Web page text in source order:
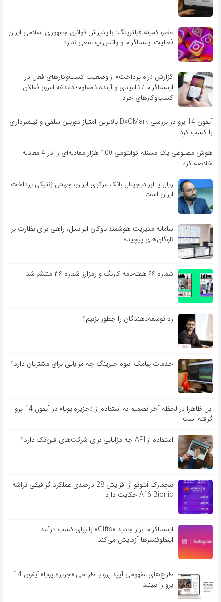
عضو کمیته فیلترینگ: با پذیرش قوانین جمهوری اسلامی ایران
فعالیت اینستاگرام و واتس‌اپ منعی ندارد
گزارش «راه پرداخت» از وضعیت کسب‌وکارهای فعال در
اینستاگرام / ناامیدی و آینده نامعلوم؛ دغدغه امروز فعالان
کسب‌وکارهای خرد
آیفون 14 پرو در بررسی DxOMark بالاترین امتیاز دوربین سلفی و فیلمبرداری
را کسب کرد
هوش مصنوعی یک مسئله کوانتومی 100 هزار معادله‌‎ای را در 4 معادله
خلاصه کرد
ریال یا ارز دیجیتال بانک مرکزی ایران، جهش ژنتیکی پرداخت
ایران است
سامانه مدیریت هوشمند ناوگان ایرانسل، راهی برای نظارت بر
ناوگان‌های پیچیده
شماره ۶۶ هفته‌نامه کارنگ و رمزارز شماره ۳۶ منتشر شد
رد توسعه‌دهندگان را چطور بزنیم؟
خدمات پیامک انبوه جیرینگ چه مزایایی برای مشتریان دارد؟
اپل ظاهرا در لحظه آخر تصمیم به استفاده از «جزیره پویا» در آیفون 14 پرو
گرفته است
استفاده از API چه مزایایی برای شرکت‌های فین‌تک دارد؟
بنچمارک آنتوتو از افزایش 28 درصدی عملکرد گرافیکی تراشه
A16 Bionic حکایت دارد
اینستاگرام ابزار جدید «Gifts» را برای کسب درآمد
اینفلوئنسرها آزمایش می‌کند
طرح‌های مفهومی آیپد پرو با طراحی «جزیره پویا» آیفون 14
پرو را ببینید